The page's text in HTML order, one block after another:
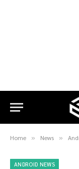
Home » News »
ANDROID NEWS